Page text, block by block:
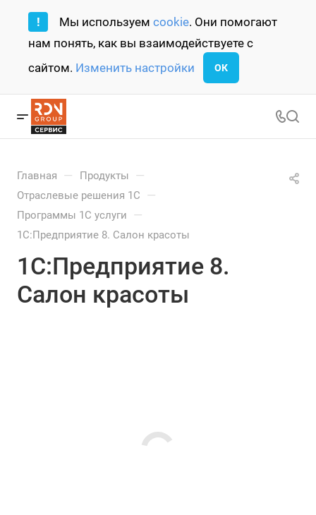
! Мы используем cookie. Они помогают
нам понять, как вы взаимодействуете с
сайтом. Изменить настройки ОК
Главная — Продукты —
Отраслевые решения 1С —
Программы 1С услуги —
1С:Предприятие 8. Салон красоты
1С:Предприятие 8.
Салон красоты